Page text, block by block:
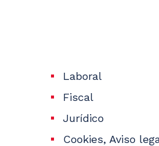
Laboral
Fiscal
Jurídico
Cookies, Aviso